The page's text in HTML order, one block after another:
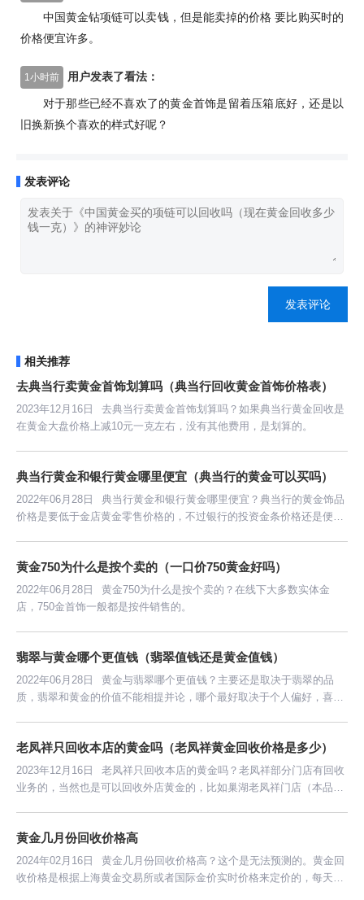
中国黄金钻项链可以卖钱，但是能卖掉的价格 要比购买时的
价格便宜许多。
1小时前 用户发表了看法：
对于那些已经不喜欢了的黄金首饰是留着压箱底好，还是以
旧换新换个喜欢的样式好呢？
发表评论
发表评论
相关推荐
去典当行卖黄金首饰划算吗（典当行回收黄金首饰价格表）
2023年12月16日
去典当行卖黄金首饰划算吗？如果典当行黄金回收是
在黄金大盘价格上减10元一克左右，没有其他费用，是划算的。
典当行黄金和银行黄金哪里便宜（典当行的黄金可以买吗）
2022年06月28日
典当行黄金和银行黄金哪里便宜？典当行的黄金饰品
价格是要低于金店黄金零售价格的，不过银行的投资金条价格还是便宜
黄金750为什么是按个卖的（一口价750黄金好吗）
2022年06月28日
黄金750为什么是按个卖的？在线下大多数实体金
店，750金首饰一般都是按件销售的。
翡翠与黄金哪个更值钱（翡翠值钱还是黄金值钱）
2022年06月28日
黄金与翡翠哪个更值钱？主要还是取决于翡翠的品
质，翡翠和黄金的价值不能相提并论，哪个最好取决于个人偏好，喜欢
老凤祥只回收本店的黄金吗（老凤祥黄金回收价格是多少）
2023年12月16日
老凤祥只回收本店的黄金吗？老凤祥部分门店有回收
业务的，当然也是可以回收外店黄金的，比如巢湖老凤祥门店（本品牌
黄金几月份回收价格高
2024年02月16日
黄金几月份回收价格高？这个是无法预测的。黄金回
收价格是根据上海黄金交易所或者国际金价实时价格来定价的，每天的